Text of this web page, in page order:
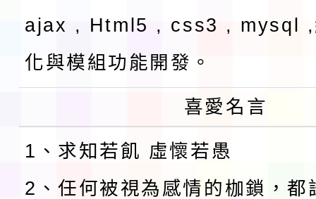
ajax , Html5 , css3 , mysql ,
化與模組功能開發。
喜愛名言
1、求知若飢 虛懷若愚
2、任何被視為感情的枷鎖，都